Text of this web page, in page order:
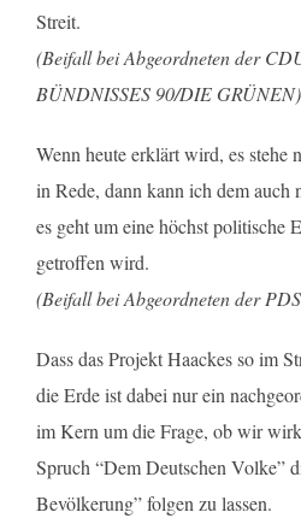
Streit.
(Beifall bei Abgeordneten der
BÜNDNISSES 90/DIE GRÜNEN)
Wenn heute erklärt wird, es stehe
in Rede, dann kann ich dem auch
es geht um eine höchst politische
getroffen wird.
(Beifall bei Abgeordneten der
Dass das Projekt Haackes so im
die Erde ist dabei nur ein
im Kern um die Frage, ob wir
Spruch “Dem Deutschen Volke”
Bevölkerung” folgen zu lassen.